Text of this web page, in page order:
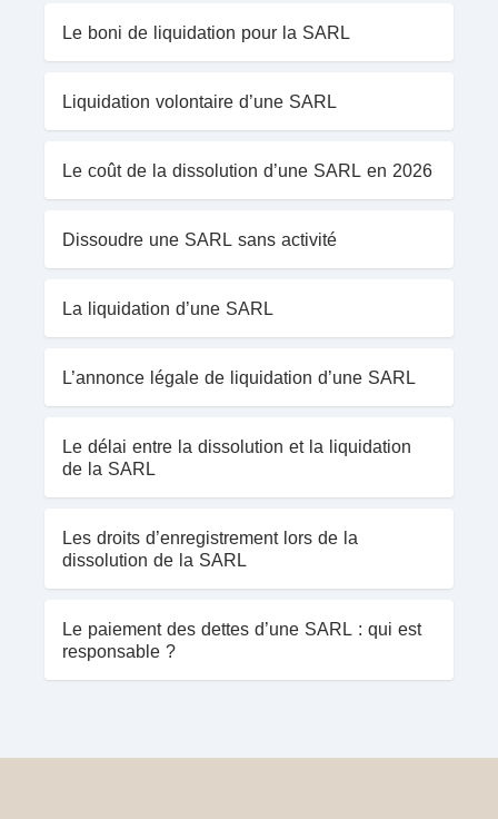
Le boni de liquidation pour la SARL
Liquidation volontaire d’une SARL
Le coût de la dissolution d’une SARL en 2026
Dissoudre une SARL sans activité
La liquidation d’une SARL
L’annonce légale de liquidation d’une SARL
Le délai entre la dissolution et la liquidation
de la SARL
Les droits d’enregistrement lors de la
dissolution de la SARL
Le paiement des dettes d’une SARL : qui est
responsable ?